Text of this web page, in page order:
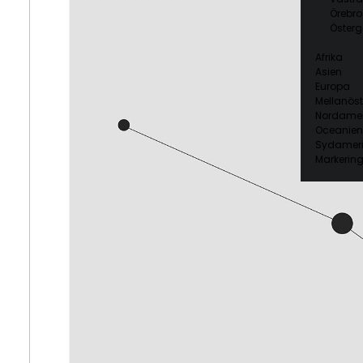
Afrika
Asien
Europa
Oceanien